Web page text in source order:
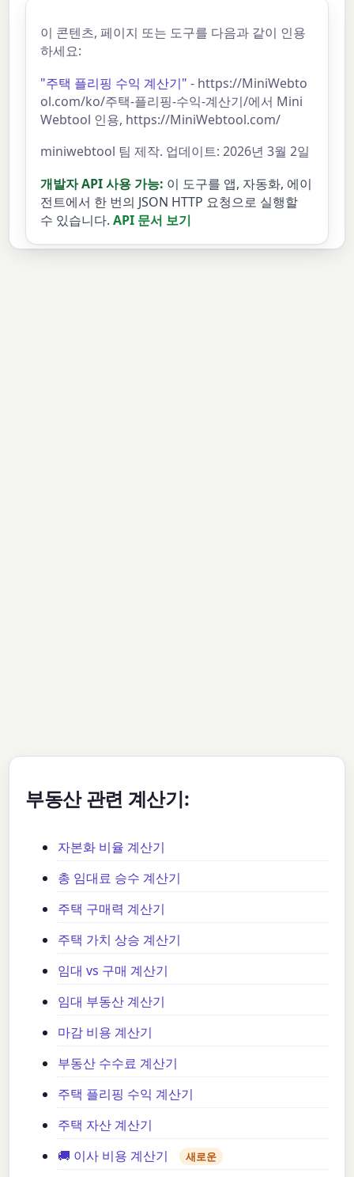
이 콘텐츠, 페이지 또는 도구를 다음과 같이 인용
하세요:
"주택 플리핑 수익 계산기" - https://MiniWebto
ol.com/ko/주택-플리핑-수익-계산기/에서 Mini
Webtool 인용, https://MiniWebtool.com/
miniwebtool 팀 제작. 업데이트: 2026년 3월 2일
개발자 API 사용 가능: 이 도구를 앱, 자동화, 에이
전트에서 한 번의 JSON HTTP 요청으로 실행할
수 있습니다. API 문서 보기
부동산 관련 계산기:
자본화 비율 계산기
총 임대료 승수 계산기
주택 구매력 계산기
주택 가치 상승 계산기
임대 vs 구매 계산기
임대 부동산 계산기
마감 비용 계산기
부동산 수수료 계산기
주택 플리핑 수익 계산기
주택 자산 계산기
🚚 이사 비용 계산기
새로운